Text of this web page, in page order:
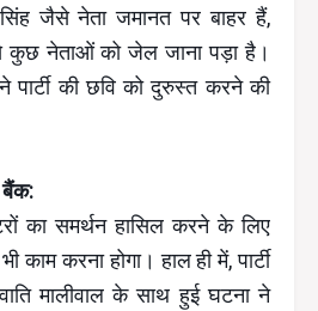
जैसे नेता जमानत पर बाहर हैं,
नेताओं को जेल जाना पड़ा है।
की छवि को दुरुस्त करने की
बैंक:
का समर्थन हासिल करने के लिए
काम करना होगा। हाल ही में, पार्टी
मालीवाल के साथ हुई घटना ने